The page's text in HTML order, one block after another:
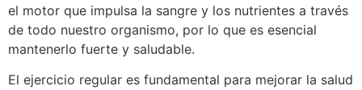
el motor que impulsa la sangre y los nutrientes a través
de todo nuestro organismo, por lo que es esencial
mantenerlo fuerte y saludable.
El ejercicio regular es fundamental para mejorar la salud